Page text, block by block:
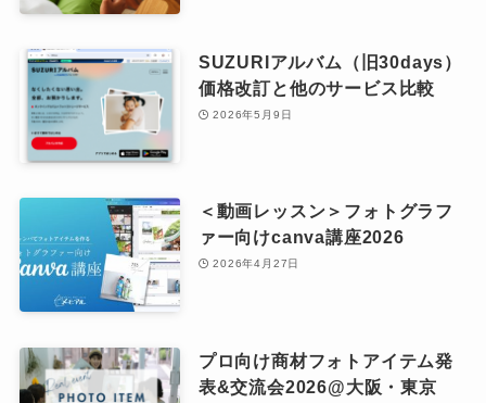
SUZURIアルバム（旧30days）
価格改訂と他のサービス比較
2026年5月9日
＜動画レッスン＞フォトグラフ
ァー向けcanva講座2026
2026年4月27日
プロ向け商材フォトアイテム発
表&交流会2026@大阪・東京